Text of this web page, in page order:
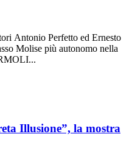
Antonio Perfetto ed Ernesto
Molise più autonomo nella
Illusione”, la mostra